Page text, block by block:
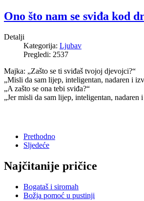
Ono što nam se sviđa kod
Detalji
Kategorija: Ljubav
Pregledi: 2537
Majka: „Zašto se ti sviđaš tvojoj djevojci?“
„Misli da sam lijep, inteligentan, nadaren i
„A zašto se ona tebi sviđa?“
„Jer misli da sam lijep, inteligentan, nadaren
Prethodno
Sljedeće
Najčitanije pričice
Bogataš i siromah
Božja pomoć u pustinji